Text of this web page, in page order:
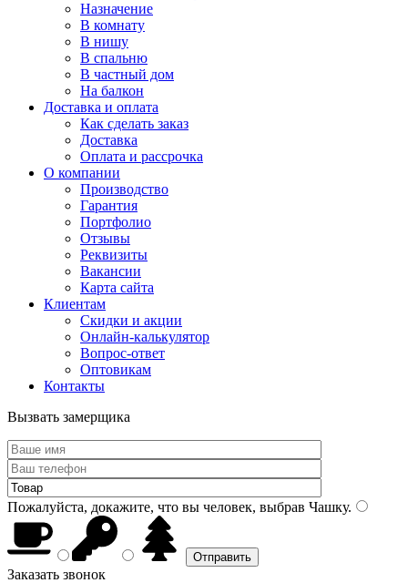
Назначение
В комнату
В нишу
В спальню
В частный дом
На балкон
Доставка и оплата
Как сделать заказ
Доставка
Оплата и рассрочка
О компании
Производство
Гарантия
Портфолио
Отзывы
Реквизиты
Вакансии
Карта сайта
Клиентам
Скидки и акции
Онлайн-калькулятор
Вопрос-ответ
Оптовикам
Контакты
Вызвать замерщика
Пожалуйста, докажите, что вы человек, выбрав Чашку.
Заказать звонок